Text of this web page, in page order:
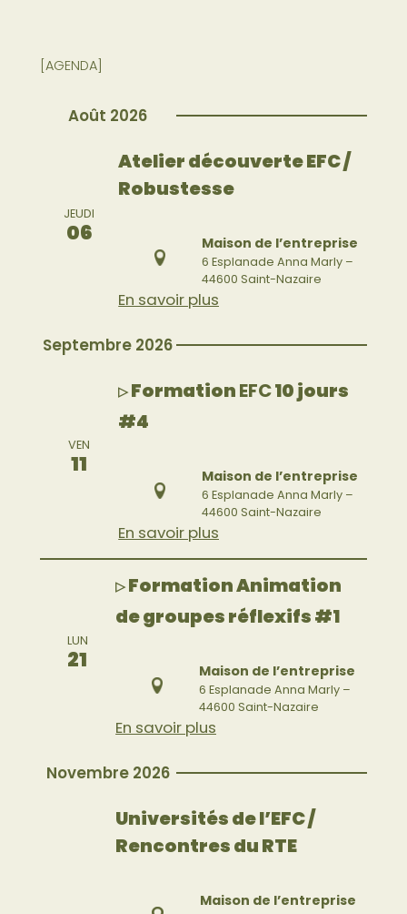
[AGENDA]
Août 2026
JEUDI
06
Atelier découverte EFC /
Robustesse
Maison de l’entreprise
6 Esplanade Anna Marly –
44600 Saint-Nazaire
En savoir plus
Septembre 2026
VEN
11
▷FormationEFC10 jours
#4
Maison de l’entreprise
6 Esplanade Anna Marly –
44600 Saint-Nazaire
En savoir plus
LUN
21
▷Formation Animation
de groupes réflexifs #1
Maison de l’entreprise
6 Esplanade Anna Marly –
44600 Saint-Nazaire
En savoir plus
Novembre 2026
Universités de l’EFC /
Rencontres du RTE
Maison de l’entreprise